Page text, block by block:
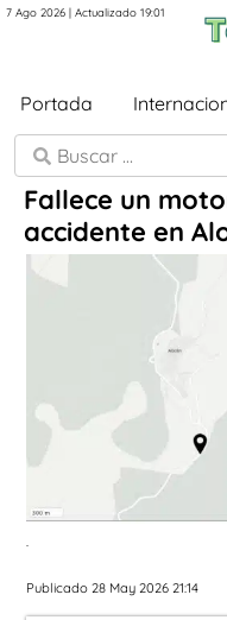
7 Ago 2026 | Actualizado 19:01
Portada
Fallece un
accidente en
.
Publicado 28 May 2026 21:14